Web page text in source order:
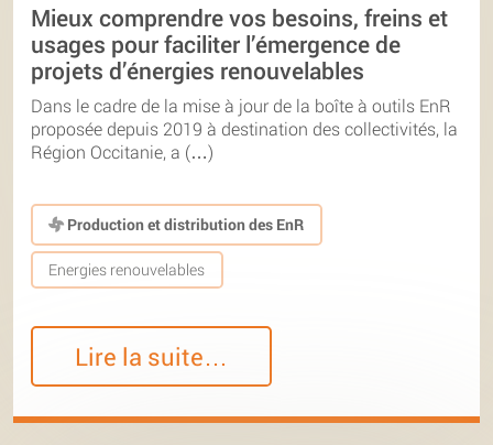
Mieux comprendre vos besoins, freins et
usages pour faciliter l’émergence de
projets d’énergies renouvelables
Dans le cadre de la mise à jour de la boîte à outils EnR
proposée depuis 2019 à destination des collectivités, la
Région Occitanie, a (…)
Production et distribution des EnR
Energies renouvelables
Lire la suite…